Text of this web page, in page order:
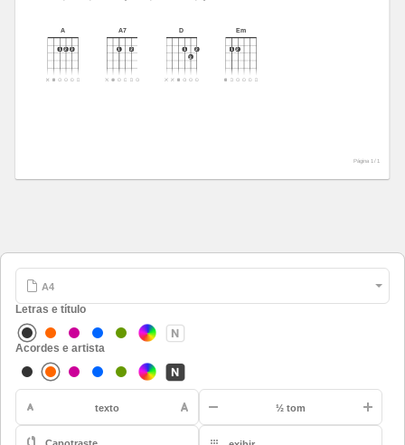
A
1 2 3
A7
1 2
D
1
2
3
Em
1 2
Página 1 / 1
Letras e título
Acordes e artista
texto - ½ tom